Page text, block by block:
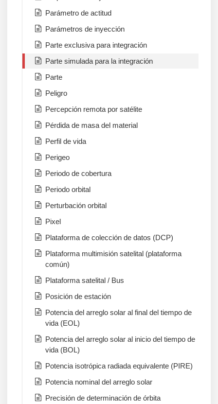
Parámetro de actitud
Parámetros de inyección
Parte exclusiva para integración
Parte simulada para la integración
Parte
Peligro
Percepción remota por satélite
Pérdida de masa del material
Perfil de vida
Perigeo
Periodo de cobertura
Periodo orbital
Perturbación orbital
Pixel
Plataforma de colección de datos (DCP)
Plataforma multimisión satelital (plataforma
común)
Plataforma satelital / Bus
Posición de estación
Potencia del arreglo solar al final del tiempo de
vida (EOL)
Potencia del arreglo solar al inicio del tiempo de
vida (BOL)
Potencia isotrópica radiada equivalente (PIRE)
Potencia nominal del arreglo solar
Precisión de determinación de órbita